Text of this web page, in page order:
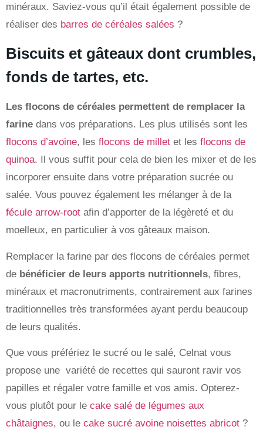
minéraux. Saviez-vous qu’il était également possible de
réaliser des barres de céréales salées ?
Biscuits et gâteaux dont crumbles,
fonds de tartes, etc.
Les flocons de céréales permettent de remplacer la
farine dans vos préparations. Les plus utilisés sont les
flocons d’avoine, les flocons de millet et les flocons de
quinoa. Il vous suffit pour cela de bien les mixer et de les
incorporer ensuite dans votre préparation sucrée ou
salée. Vous pouvez également les mélanger à de la
fécule arrow-root afin d’apporter de la légèreté et du
moelleux, en particulier à vos gâteaux maison.
Remplacer la farine par des flocons de céréales permet
de bénéficier de leurs apports nutritionnels, fibres,
minéraux et macronutriments, contrairement aux farines
traditionnelles très transformées ayant perdu beaucoup
de leurs qualités.
Que vous préfériez le sucré ou le salé, Celnat vous
propose une variété de recettes qui sauront ravir vos
papilles et régaler votre famille et vos amis. Opterez-
vous plutôt pour le cake salé de légumes aux
châtaignes, ou le cake sucré avoine noisettes abricot ?